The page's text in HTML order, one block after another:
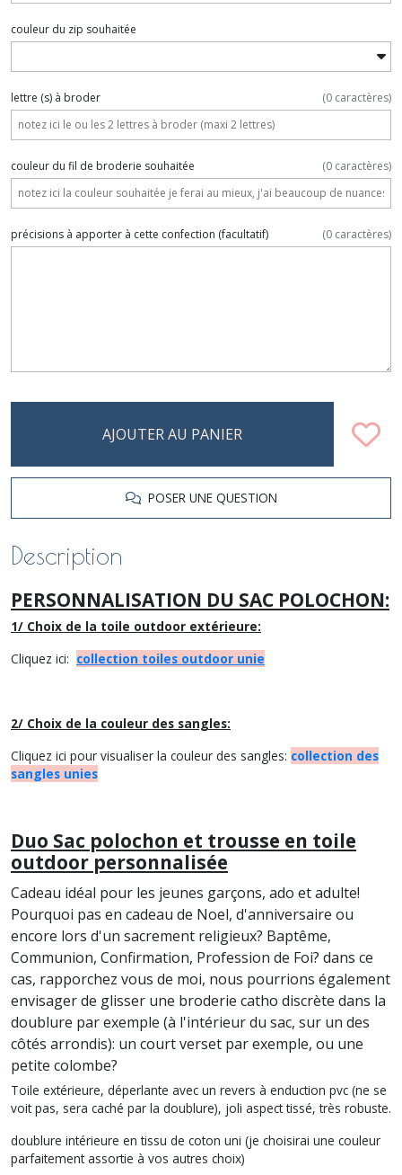
couleur du zip souhaitée
lettre (s) à broder (0 caractères)
couleur du fil de broderie souhaitée (0 caractères)
précisions à apporter à cette confection (facultatif) (0 caractères)
AJOUTER AU PANIER
POSER UNE QUESTION
Description
PERSONNALISATION DU SAC POLOCHON:
1/ Choix de la toile outdoor extérieure:
Cliquez ici: collection toiles outdoor unie
2/ Choix de la couleur des sangles:
Cliquez ici pour visualiser la couleur des sangles: collection des
sangles unies
Duo Sac polochon et trousse en toile
outdoor personnalisée
Cadeau idéal pour les jeunes garçons, ado et adulte!
Pourquoi pas en cadeau de Noel, d'anniversaire ou
encore lors d'un sacrement religieux? Baptême,
Communion, Confirmation, Profession de Foi? dans ce
cas, rapporchez vous de moi, nous pourrions également
envisager de glisser une broderie catho discrète dans la
doublure par exemple (à l'intérieur du sac, sur un des
côtés arrondis): un court verset par exemple, ou une
petite colombe?
Toile extérieure, déperlante avec un revers à enduction pvc (ne se
voit pas, sera caché par la doublure), joli aspect tissé, très robuste.
doublure intérieure en tissu de coton uni (je choisirai une couleur
parfaitement assortie à vos autres choix)